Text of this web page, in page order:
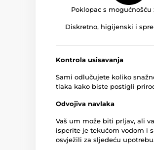
Poklopac s mogućnošću
Diskretno, higijenski i
Kontrola usisavanja
Sami odlučujete koliko
tlaka kako biste postigli
Odvojiva navlaka
Vaš um može biti prljav, ali
isperite je tekućom vodom i
osvježili za sljedeću